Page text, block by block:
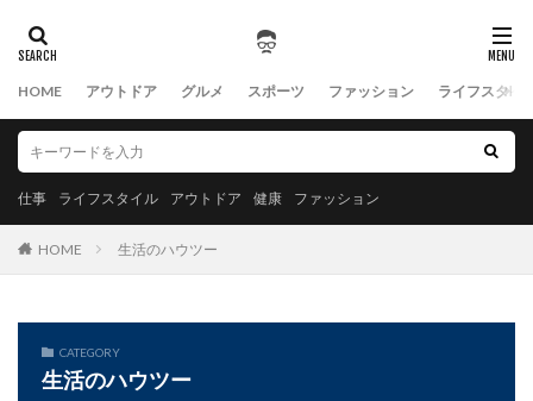
HOME アウトドア グルメ スポーツ ファッション ライフスタイ
仕事 ライフスタイル アウトドア 健康 ファッション
HOME 生活のハウツー
CATEGORY
生活のハウツー